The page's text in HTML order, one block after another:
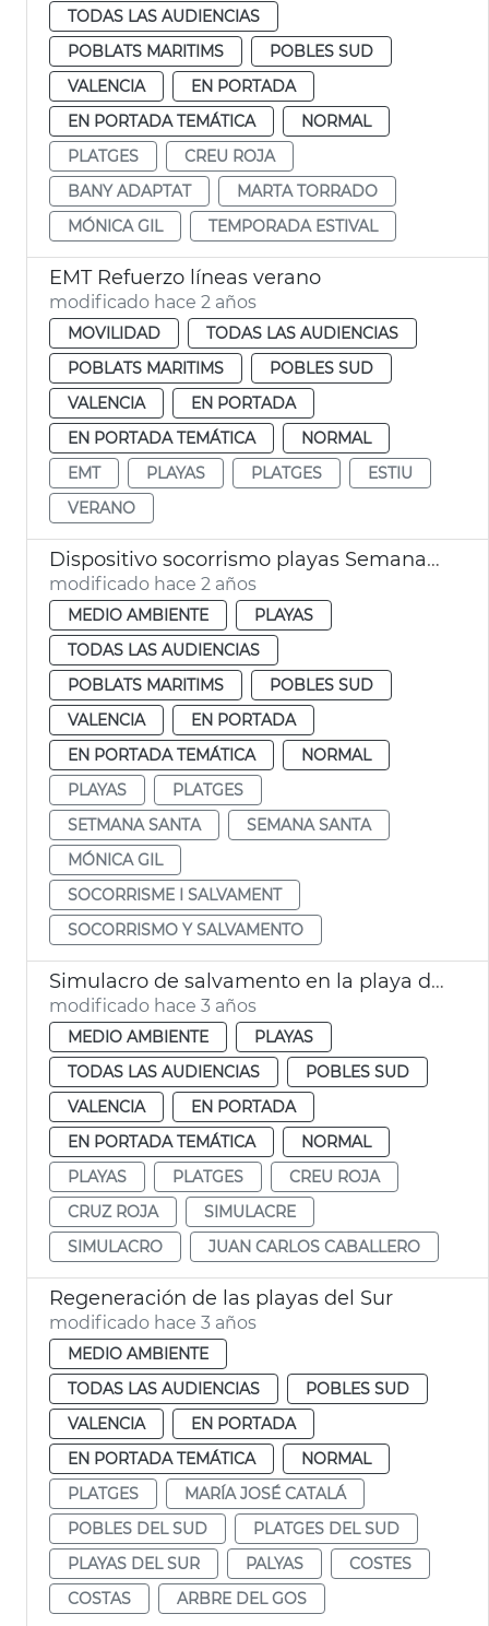
TODAS LAS AUDIENCIAS
POBLATS MARITIMS
POBLES SUD
VALENCIA
EN PORTADA
EN PORTADA TEMÁTICA
NORMAL
PLATGES
CREU ROJA
BANY ADAPTAT
MARTA TORRADO
MÓNICA GIL
TEMPORADA ESTIVAL
EMT Refuerzo líneas verano
modificado hace 2 años
MOVILIDAD
TODAS LAS AUDIENCIAS
POBLATS MARITIMS
POBLES SUD
VALENCIA
EN PORTADA
EN PORTADA TEMÁTICA
NORMAL
EMT
PLAYAS PLATGES
ESTIU
VERANO
Dispositivo socorrismo playas Semana Santa
modificado hace 2 años
MEDIO AMBIENTE
PLAYAS
TODAS LAS AUDIENCIAS
POBLATS MARITIMS
POBLES SUD
VALENCIA
EN PORTADA
EN PORTADA TEMÁTICA
NORMAL
PLAYAS
PLATGES
SETMANA SANTA
SEMANA SANTA
MÓNICA GIL
SOCORRISME I SALVAMENT
SOCORRISMO Y SALVAMENTO
Simulacro de salvamento en la playa del Perellonet
modificado hace 3 años
MEDIO AMBIENTE
PLAYAS
TODAS LAS AUDIENCIAS
POBLES SUD
VALENCIA
EN PORTADA
EN PORTADA TEMÁTICA
NORMAL
PLAYAS
PLATGES
CREU ROJA
CRUZ ROJA
SIMULACRE
SIMULACRO
JUAN CARLOS CABALLERO
Regeneración de las playas del Sur
modificado hace 3 años
MEDIO AMBIENTE
TODAS LAS AUDIENCIAS
POBLES SUD
VALENCIA
EN PORTADA
EN PORTADA TEMÁTICA
NORMAL
PLATGES
MARÍA JOSÉ CATALÁ
POBLES DEL SUD
PLATGES DEL SUD
PLAYAS DEL SUR
PALYAS
COSTES
COSTAS
ARBRE DEL GOS